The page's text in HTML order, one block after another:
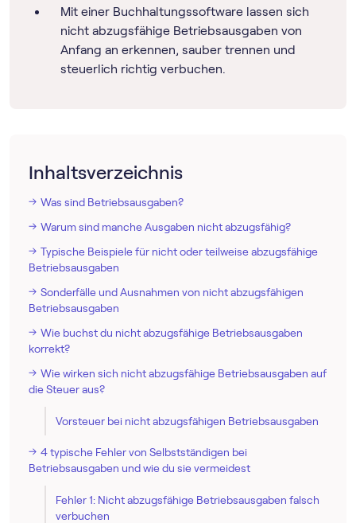
Mit einer Buch­haltungs­software lassen sich
nicht abzugsfähige Betriebsausgaben von
Anfang an erkennen, sauber trennen und
steuerlich richtig verbuchen.
Inhaltsverzeichnis
Was sind Betriebsausgaben?
Warum sind manche Ausgaben nicht abzugsfähig?
Typische Beispiele für nicht oder teilweise abzugsfähige
Betriebsausgaben
Sonderfälle und Ausnahmen von nicht abzugsfähigen
Betriebsausgaben
Wie buchst du nicht abzugsfähige Betriebsausgaben
korrekt?
Wie wirken sich nicht abzugsfähige Betriebsausgaben auf
die Steuer aus?
Vorsteuer bei nicht abzugsfähigen Betriebsausgaben
4 typische Fehler von Selbstständigen bei
Betriebsausgaben und wie du sie vermeidest
Fehler 1: Nicht abzugsfähige Betriebsausgaben falsch
verbuchen